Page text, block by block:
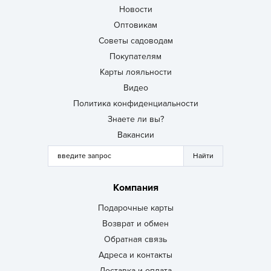
Новости
Оптовикам
Советы садоводам
Покупателям
Карты лояльности
Видео
Политика конфиденциальности
Знаете ли вы?
Вакансии
Компания
Подарочные карты
Возврат и обмен
Обратная связь
Адреса и контакты